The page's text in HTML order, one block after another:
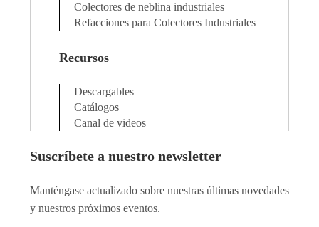
Colectores de neblina industriales
Refacciones para Colectores Industriales
Recursos
Descargables
Catálogos
Canal de videos
Suscríbete a nuestro newsletter
Manténgase actualizado sobre nuestras últimas novedades
y nuestros próximos eventos.